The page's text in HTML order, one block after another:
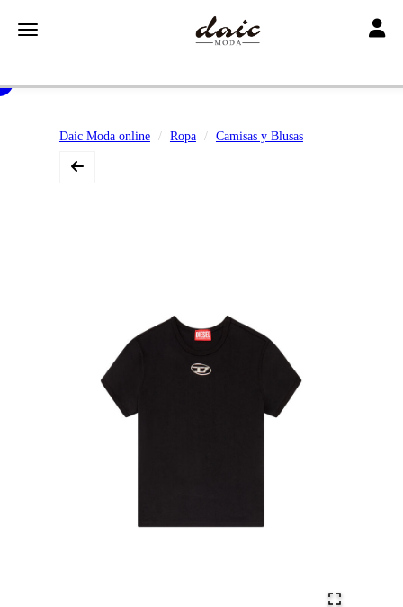
Toggle navigation
Daic Moda online Ropa Camisas y Blusas